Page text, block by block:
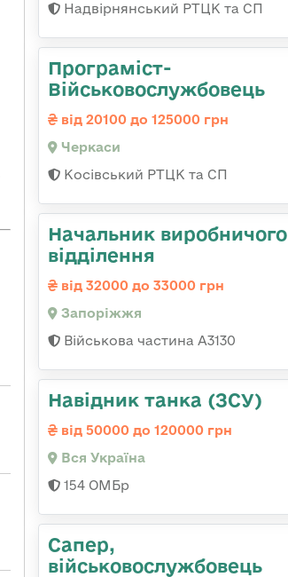
Надвірнянський РТЦК та СП
Програміст-
Військовослужбовець
від 20100 до 125000 грн
Черкаси
Косівський РТЦК та СП
Начальник виробничого
відділення
від 32000 до 33000 грн
Запоріжжя
Військова частина А3130
Навідник танка (ЗСУ)
від 50000 до 120000 грн
Вся Україна
154 ОМБр
Сапер,
військовослужбовець